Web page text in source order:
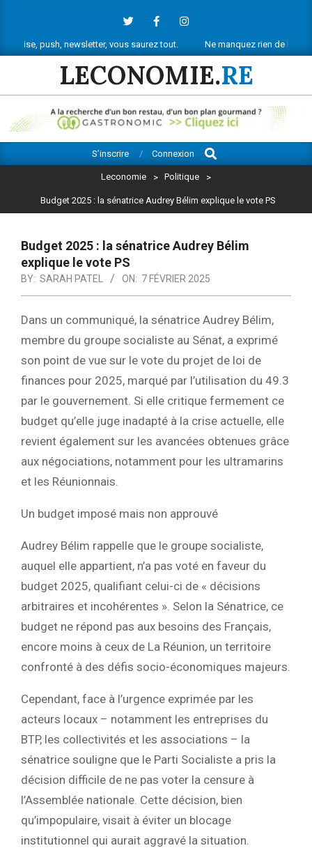
contentnewsletter, vous saurez tout. Ne manquez rien de l’actu
LECONOMIE.RE
Navigation
S’inscrire Connexion
Search
Leconomie > Politique >
Budget 2025 : la sénatrice Audrey Bélim explique le vote PS
Budget 2025 : la sénatrice Audrey Bélim
explique le vote PS
BY: SARAH PATEL ON: 7 FÉVRIER 2025
Dans un communiqué, la sénatrice Audrey Bélim,
membre du groupe socialiste au Sénat, a exprimé
son point de vue sur le vote du projet de loi de
finances pour 2025, marqué par l’utilisation du 49.3
par le gouvernement. Si elle critique fermement ce
budget qu’elle juge inadapté à la crise actuelle, elle
revient également sur les avancées obtenues grâce
aux négociations, notamment pour les ultramarins
et les Réunionnais.
Un budget imposé mais non approuvé
Audrey Bélim rappelle que le groupe socialiste,
auquel elle appartient, n’a pas voté en faveur du
budget 2025, qualifiant celui-ci de « décisions
arbitraires et incohérentes ». Selon la Sénatrice, ce
budget ne répond pas aux besoins des Français,
encore moins à ceux de La Réunion, un territoire
confronté à des défis socio-économiques majeurs.
Cependant, face à l’urgence exprimée par les
acteurs locaux – notamment les entreprises du
BTP, les collectivités et les associations – la
sénatrice souligne que le Parti Socialiste a pris la
décision difficile de ne pas voter la censure à
l’Assemblée nationale . Cette décision, bien
qu’impopulaire, visait à éviter un blocage
institutionnel qui aurait aggravé la situation.